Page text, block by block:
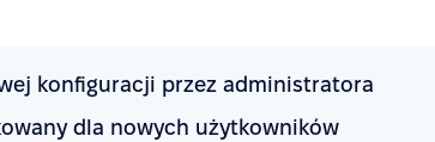
konfiguracji przez administratora
dla nowych użytkowników